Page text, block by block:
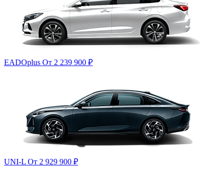
EADOplus От 2 239 900 ₽
UNI-L От 2 929 900 ₽